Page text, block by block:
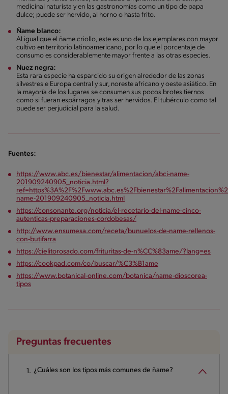
medicinal naturista y en las gastronomías como un tipo de papa
dulce; puede ser hervido, al horno o hasta frito.
Ñame blanco:
Al igual que el ñame criollo, este es uno de los ejemplares con mayor
cultivo en territorio latinoamericano, por lo que el porcentaje de
consumo es considerablemente mayor frente a las otras especies.
Nuez negra:
Esta rara especie ha esparcido su origen alrededor de las zonas
silvestres e Europa central y sur, noreste africano y oeste asiático. En
la mayoría de los lugares se consumen sus pocos brotes tiernos
como si fueran espárragos y tras ser hervidos. El tubérculo como tal
puede ser perjudicial para la salud.
Fuentes:
https://www.abc.es/bienestar/alimentacion/abci-name-
201909240905_noticia.html?
name-201909240905_noticia.html
https://consonante.org/noticia/el-recetario-del-name-cinco-
autenticas-preparaciones-cordobesas/
http://www.ensumesa.com/receta/bunuelos-de-name-rellenos-
con-butifarra
https://cielitorosado.com/frituritas-de-n%CC%83ame/?lang=es
https://cookpad.com/co/buscar/%C3%B1ame
https://www.botanical-online.com/botanica/name-dioscorea-
tipos
Preguntas frecuentes
¿Cuáles son los tipos más comunes de ñame?